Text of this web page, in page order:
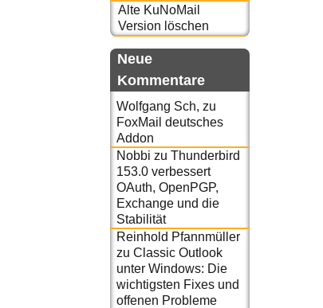
Alte KuNoMail
Version löschen
Neue
Kommentare
Wolfgang Sch, zu
FoxMail deutsches
Addon
Nobbi zu Thunderbird
153.0 verbessert
OAuth, OpenPGP,
Exchange und die
Stabilität
Reinhold Pfannmüller
zu Classic Outlook
unter Windows: Die
wichtigsten Fixes und
offenen Probleme